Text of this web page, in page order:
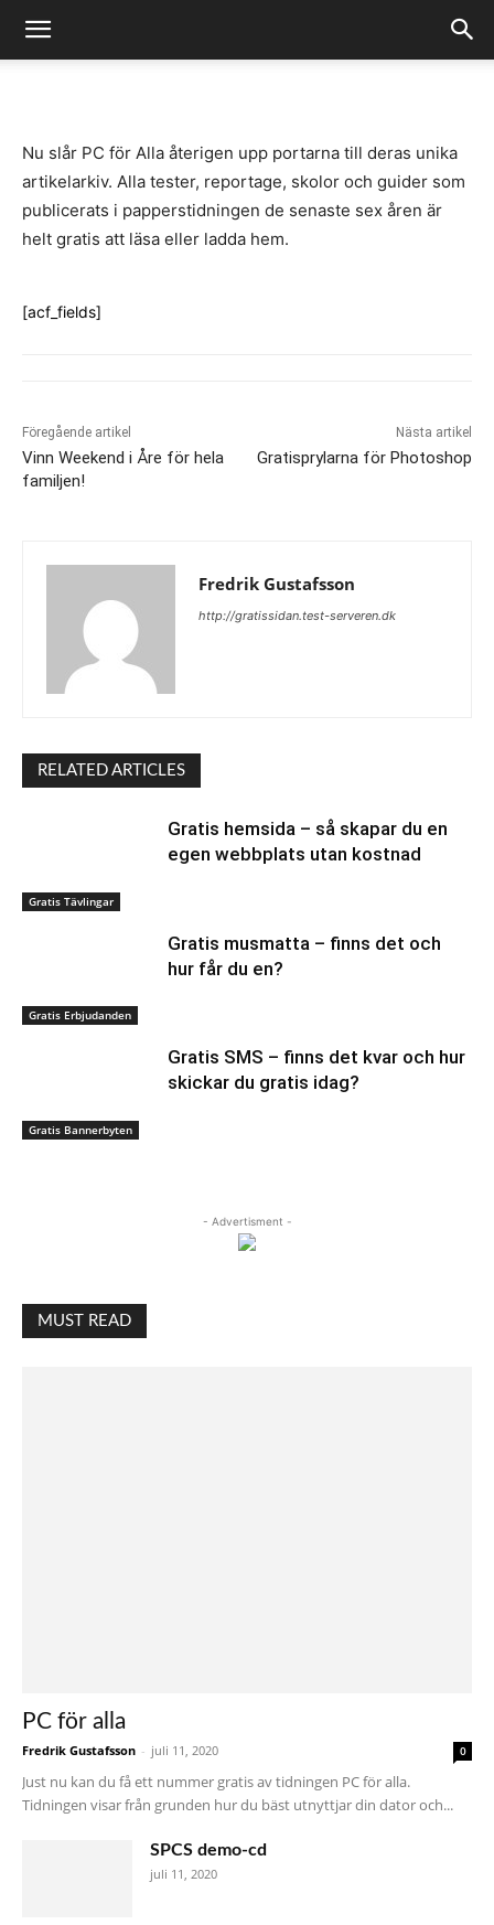
Nu slår PC för Alla återigen upp portarna till deras unika
artikelarkiv. Alla tester, reportage, skolor och guider som
publicerats i papperstidningen de senaste sex åren är
helt gratis att läsa eller ladda hem.
[acf_fields]
Föregående artikel
Vinn Weekend i Åre för hela
familjen!
Nästa artikel
Gratisprylarna för Photoshop
Fredrik Gustafsson
http://gratissidan.test-serveren.dk
RELATED ARTICLES
Gratis Tävlingar
Gratis hemsida – så skapar du en
egen webbplats utan kostnad
Gratis Erbjudanden
Gratis musmatta – finns det och
hur får du en?
Gratis Bannerbyten
Gratis SMS – finns det kvar och hur
skickar du gratis idag?
- Advertisment -
MUST READ
PC för alla
Fredrik Gustafsson - juli 11, 2020 0
Just nu kan du få ett nummer gratis av tidningen PC för alla.
Tidningen visar från grunden hur du bäst utnyttjar din dator och...
SPCS demo-cd
juli 11, 2020